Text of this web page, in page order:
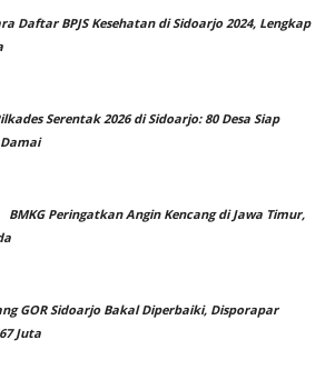
Daftar BPJS Kesehatan di Sidoarjo 2024, Lengkap
Serentak 2026 di Sidoarjo: 80 Desa Siap
BMKG Peringatkan Angin Kencang di Jawa Timur,
GOR Sidoarjo Bakal Diperbaiki, Disporapar
Juta